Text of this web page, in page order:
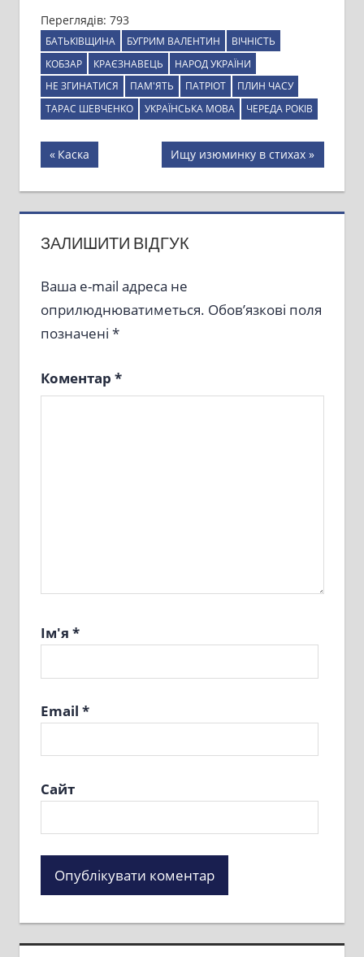
Переглядів: 793
БАТЬКІВЩИНА БУГРИМ ВАЛЕНТИН
ВІЧНІСТЬ
КОБЗАР
КРАЄЗНАВЕЦЬ
НАРОД УКРАЇНИ
НЕ ЗГИНАТИСЯ
ПАМ'ЯТЬ ПАТРІОТ
ПЛИН ЧАСУ
ТАРАС ШЕВЧЕНКО
УКРАЇНСЬКА МОВА ЧЕРЕДА РОКІВ
Навігація
записів
Previous
Каска
Next
Ищу изюминку в стихах
ЗАЛИШИТИ ВІДГУК
Ваша e-mail адреса не
оприлюднюватиметься. Обов’язкові поля
позначені *
Коментар *
Ім'я *
Email *
Сайт